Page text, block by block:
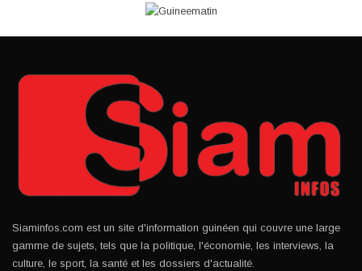
Siaminfos.com est un site d'information guinéen qui couvre une large
gamme de sujets, tels que la politique, l'économie, les interviews, la
culture, le sport, la santé et les dossiers d'actualité.